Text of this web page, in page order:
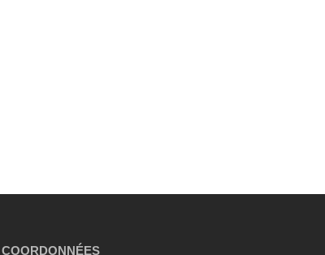
COORDONNÉES